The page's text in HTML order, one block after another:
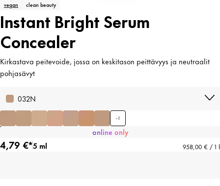
vegan clean beauty
Instant Bright Serum
Concealer
Kirkastava peitevoide, jossa on keskitason peittävyys ja neutraalit
pohjasävyt
032N
+8
online only
4,79 €*5 ml 958,00 € / 1 l